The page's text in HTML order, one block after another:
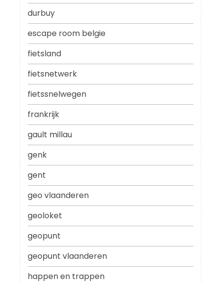
durbuy
escape room belgie
fietsland
fietsnetwerk
fietssnelwegen
frankrijk
gault millau
genk
gent
geo vlaanderen
geoloket
geopunt
geopunt vlaanderen
happen en trappen